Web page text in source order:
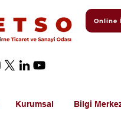
Online
Kurumsal Bilgi